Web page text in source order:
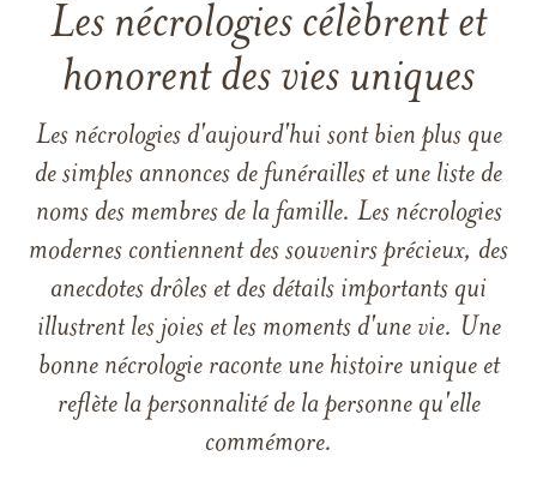
Les nécrologies célèbrent et
honorent des vies uniques
Les nécrologies d'aujourd'hui sont bien plus que
de simples annonces de funérailles et une liste de
noms des membres de la famille. Les nécrologies
modernes contiennent des souvenirs précieux, des
anecdotes drôles et des détails importants qui
illustrent les joies et les moments d'une vie. Une
bonne nécrologie raconte une histoire unique et
reflète la personnalité de la personne qu'elle
commémore.